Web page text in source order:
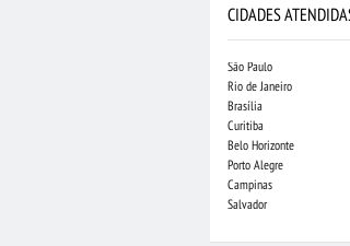
CIDADES
São Paulo
Rio de Janeiro
Brasília
Curitiba
Belo Horizonte
Porto Alegre
Campinas
Salvador